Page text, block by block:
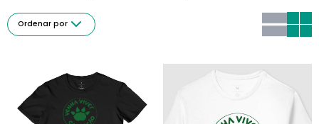
Ordenar por